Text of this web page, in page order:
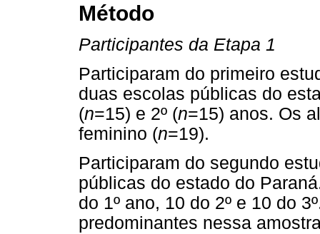
Método
Participantes da Etapa 1
Participaram do primeiro
duas escolas públicas do
(n=15) e 2º (n=15) anos. Os
feminino (n=19).
Participaram do segundo
públicas do estado do
do 1º ano, 10 do 2º e 10 do
predominantes nessa